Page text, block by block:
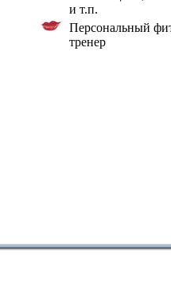
и т.п.
Персональный
тренер